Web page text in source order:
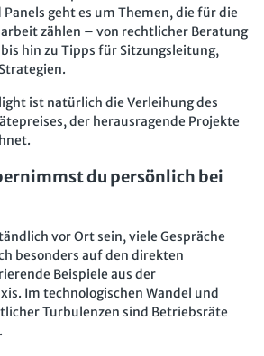
geht es um Themen, die für die
zählen – von rechtlicher Beratung
hin zu Tipps für Sitzungsleitung,
ist natürlich die Verleihung des
der herausragende Projekte
du persönlich bei
vor Ort sein, viele Gespräche
besonders auf den direkten
Beispiele aus der
Im technologischen Wandel und
Turbulenzen sind Betriebsräte